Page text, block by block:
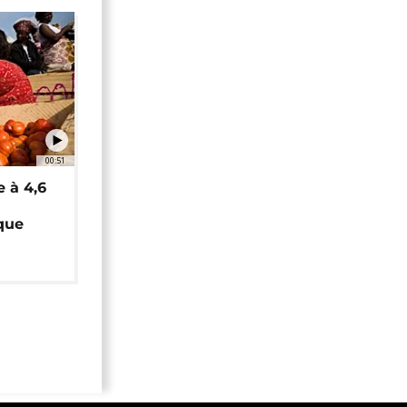
00:51
à 4,6